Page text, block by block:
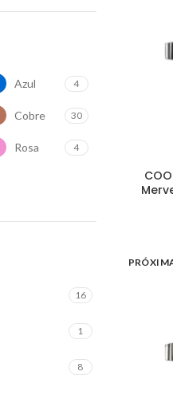
Azul 4
Cobre 30
Rosa 4
16
1
8